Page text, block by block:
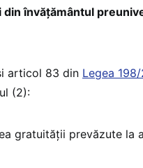
din învățământul
articol 83 din Legea
(2):
gratuității prevăzute la